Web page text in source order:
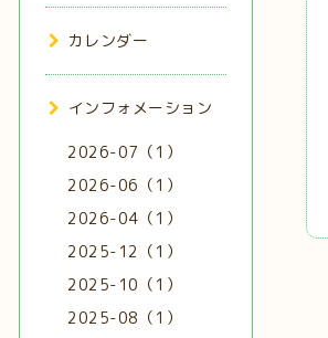
カレンダー
インフォメーション
2026-07（1）
2026-06（1）
2026-04（1）
2025-12（1）
2025-10（1）
2025-08（1）